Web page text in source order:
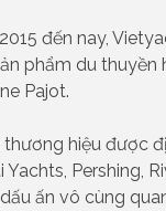
đến nay,
phẩm du thuyền
Pajot.
hiệu được
Pershing,
ấn vô cùng